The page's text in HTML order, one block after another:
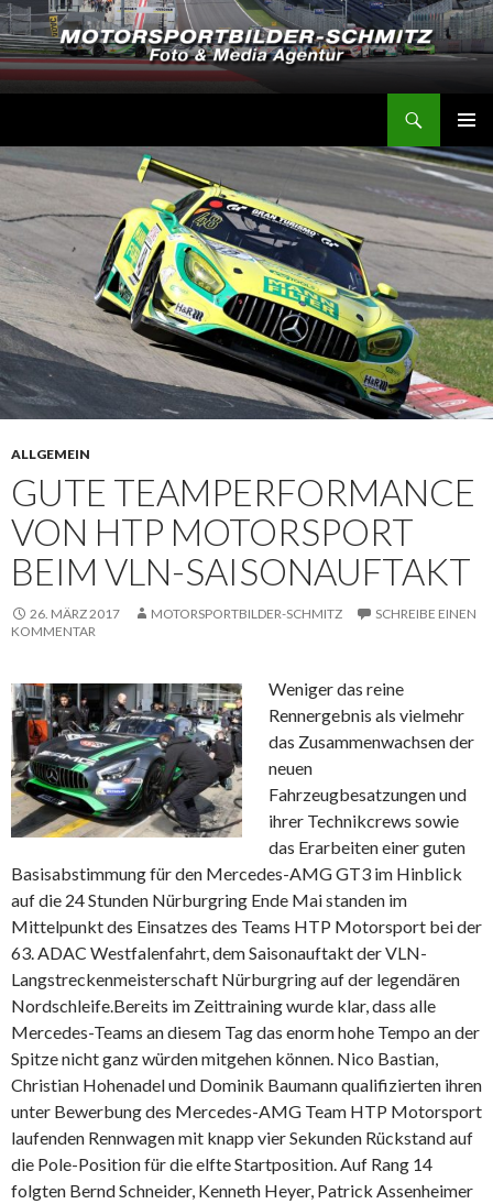
MENÜ
ZUM
INHALT
ALLGEMEIN
GUTE TEAMPERFORMANCE
VON HTP MOTORSPORT
BEIM VLN-SAISONAUFTAKT
26. MÄRZ 2017 MOTORSPORTBILDER-SCHMITZ
SCHREIBE EINEN
KOMMENTAR
Weniger das reine
Rennergebnis als vielmehr
das Zusammenwachsen der
neuen
Fahrzeugbesatzungen und
ihrer Technikcrews sowie
das Erarbeiten einer guten
Basisabstimmung für den Mercedes-AMG GT3 im Hinblick
auf die 24 Stunden Nürburgring Ende Mai standen im
Mittelpunkt des Einsatzes des Teams HTP Motorsport bei der
63. ADAC Westfalenfahrt, dem Saisonauftakt der VLN-
Langstreckenmeisterschaft Nürburgring auf der legendären
Nordschleife.Bereits im Zeittraining wurde klar, dass alle
Mercedes-Teams an diesem Tag das enorm hohe Tempo an der
Spitze nicht ganz würden mitgehen können. Nico Bastian,
Christian Hohenadel und Dominik Baumann qualifizierten ihren
unter Bewerbung des Mercedes-AMG Team HTP Motorsport
laufenden Rennwagen mit knapp vier Sekunden Rückstand auf
die Pole-Position für die elfte Startposition. Auf Rang 14
folgten Bernd Schneider, Kenneth Heyer, Patrick Assenheimer